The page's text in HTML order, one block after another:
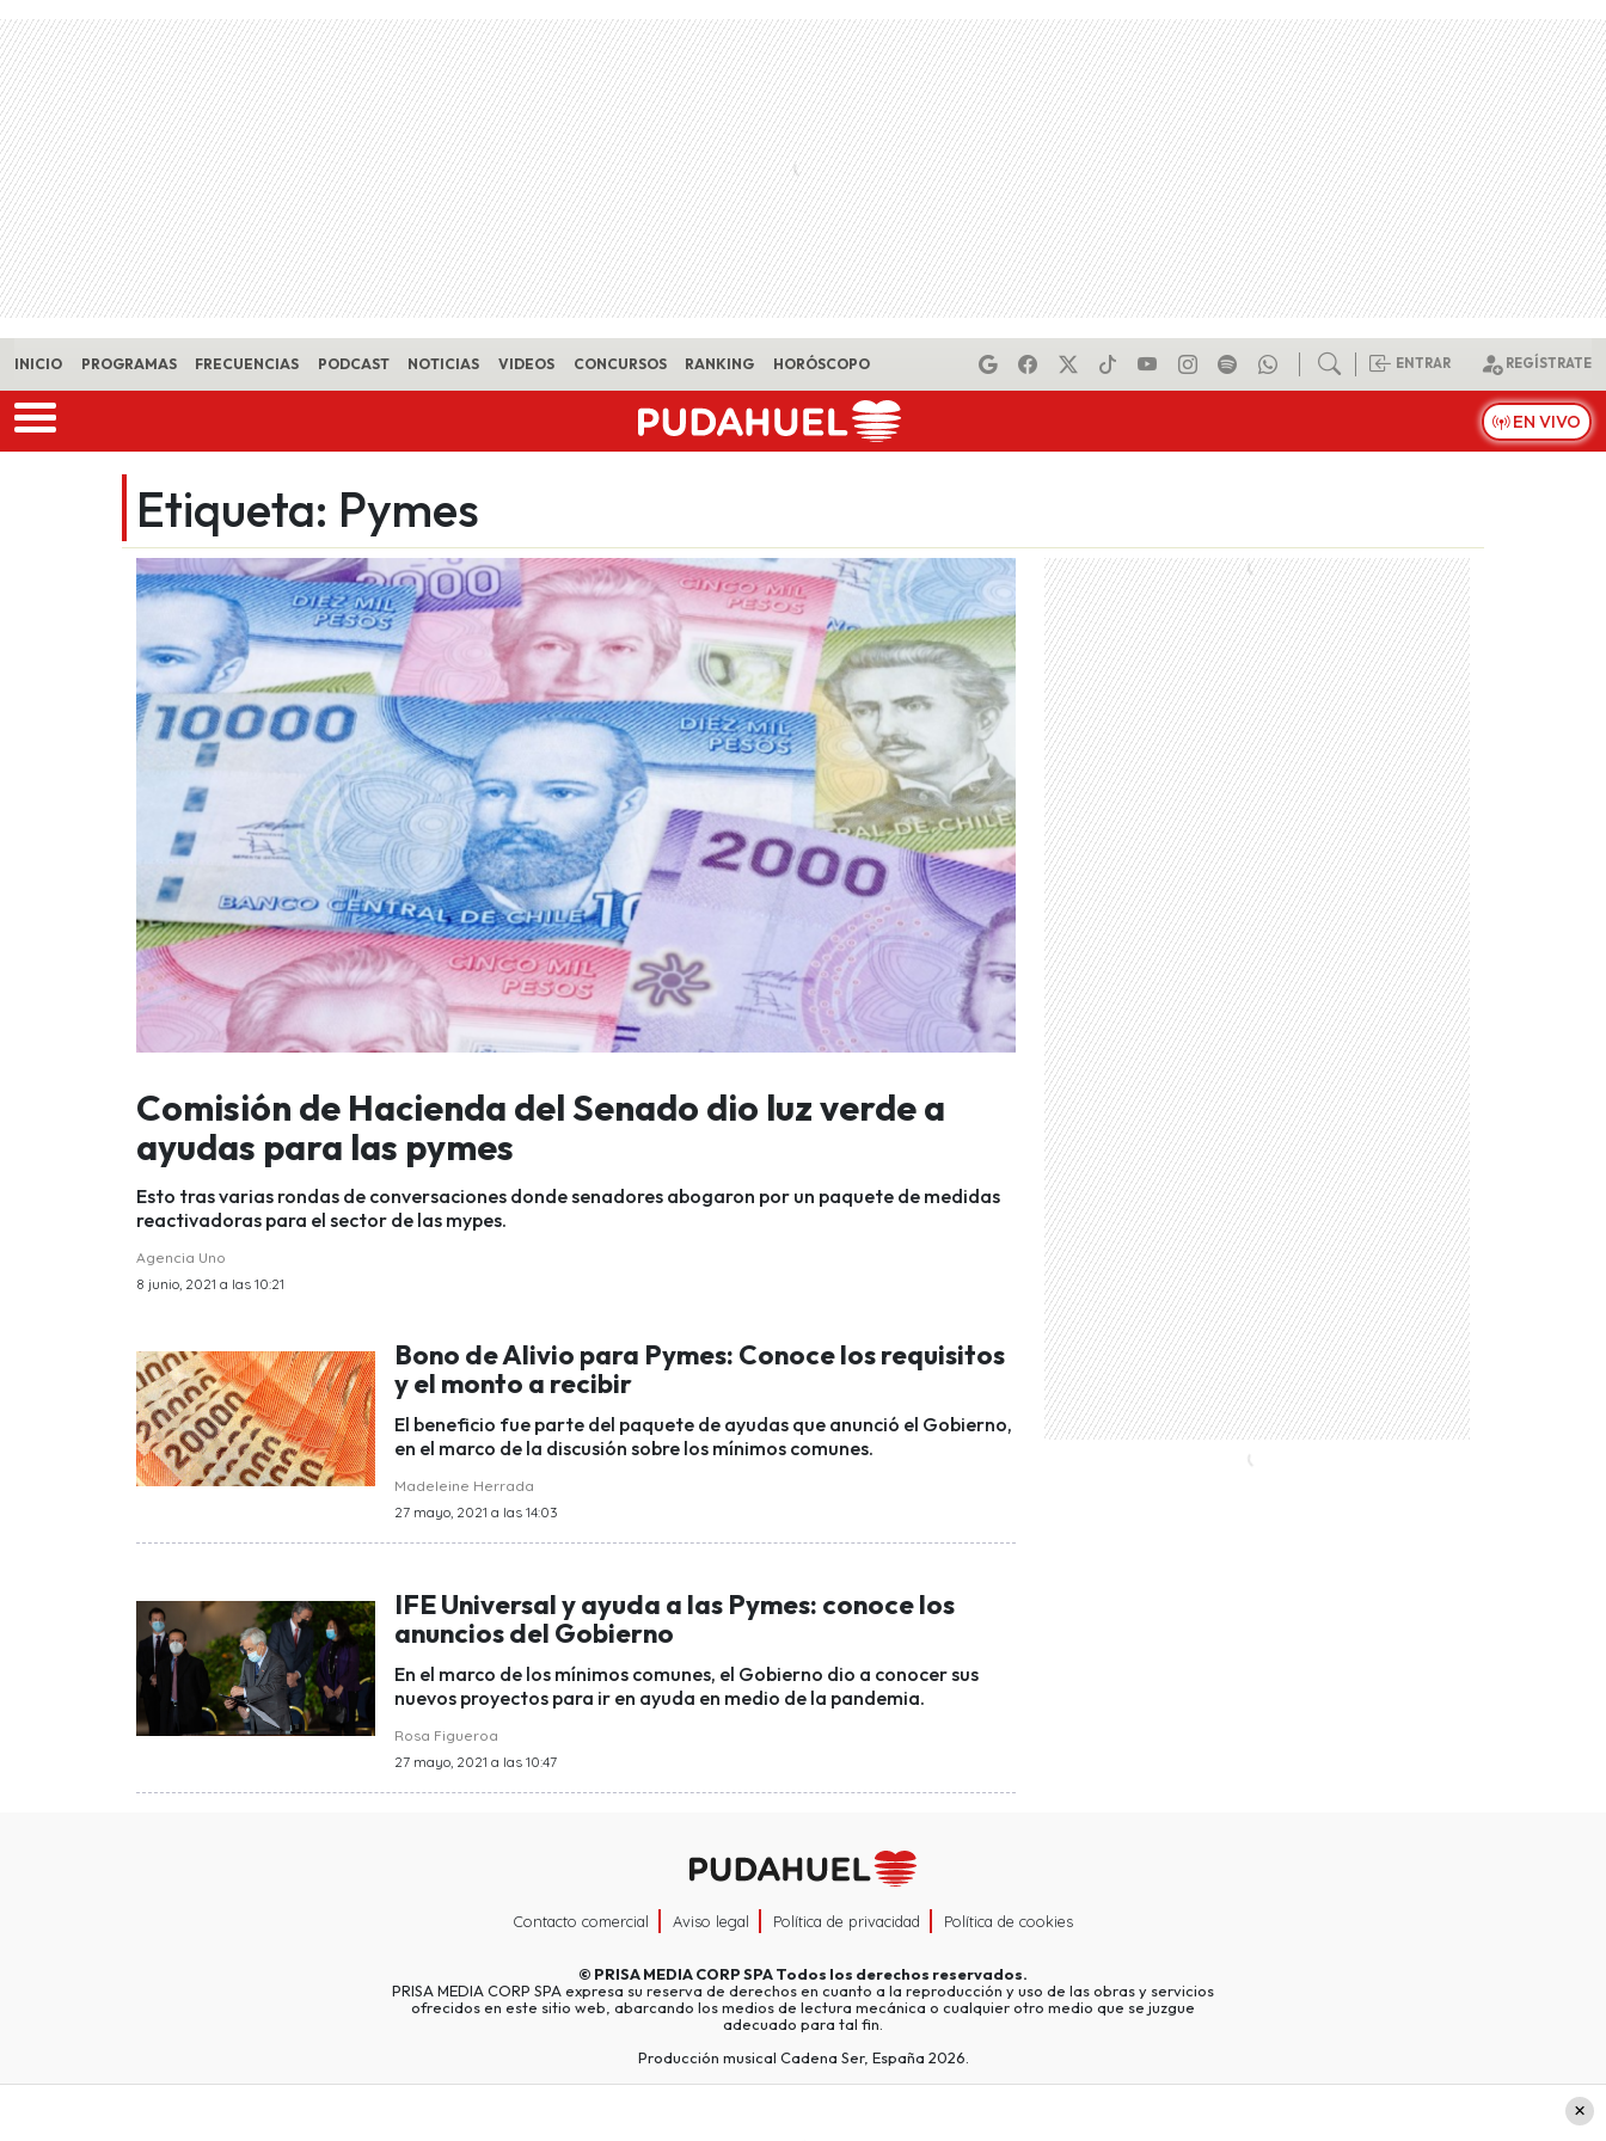
Skip to main content
INICIO PROGRAMAS FRECUENCIAS PODCAST NOTICIAS VIDEOS CONCURSOS RANKING HORÓSCOPO ENTRAR REGÍSTRATE
EN VIVO
Etiqueta: Pymes
Comisión de Hacienda del Senado dio luz verde a
ayudas para las pymes
Esto tras varias rondas de conversaciones donde senadores abogaron por un paquete de medidas
reactivadoras para el sector de las mypes.
Agencia Uno
8 junio, 2021 a las 10:21
Bono de Alivio para Pymes: Conoce los requisitos
y el monto a recibir
El beneficio fue parte del paquete de ayudas que anunció el Gobierno,
en el marco de la discusión sobre los mínimos comunes.
Madeleine Herrada
27 mayo, 2021 a las 14:03
IFE Universal y ayuda a las Pymes: conoce los
anuncios del Gobierno
En el marco de los mínimos comunes, el Gobierno dio a conocer sus
nuevos proyectos para ir en ayuda en medio de la pandemia.
Rosa Figueroa
27 mayo, 2021 a las 10:47
Contacto comercial Aviso legal Política de privacidad Política de cookies
© PRISA MEDIA CORP SPATodos los derechos reservados.
PRISA MEDIA CORP SPA expresa su reserva de derechos en cuanto a la reproducción y uso de las obras y servicios
ofrecidos en este sitio web, abarcando los medios de lectura mecánica o cualquier otro medio que se juzgue
adecuado para tal fin.
Producción musical Cadena Ser, España 2026.